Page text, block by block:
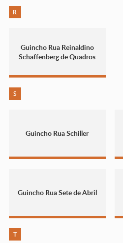
R
Guincho Rua Reinaldino
Schaffenberg de Quadros
S
Guincho Rua Schiller
Guincho Rua Sete de Abril
T